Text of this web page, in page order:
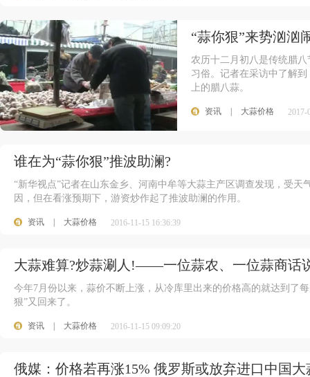
“蒜你狠”来势汹汹
农历十二月初八是传统腊
习俗。记者在采访中了解
上的腊八蒜。
资讯 大蒜价格 2017-
谁在为“蒜你狠”推波助澜?
“新华视点”记者在山东金乡、河南中牟等大蒜主产区调查发现，受
因，但在看涨预期下，游资炒作起了推波助澜的作用。
资讯 大蒜价格 2016-11-15 16:36:39
大蒜难算?炒蒜涮人!——一位蒜农、一位蒜商话
今年7月份以来，蒜价不断上涨，从冷库里出来的价格高的就达到了
狠”又回来了。
资讯 大蒜价格 2016-11-15 09:09:20
俄媒：价格若再涨15% 俄罗斯或放弃进口中国大